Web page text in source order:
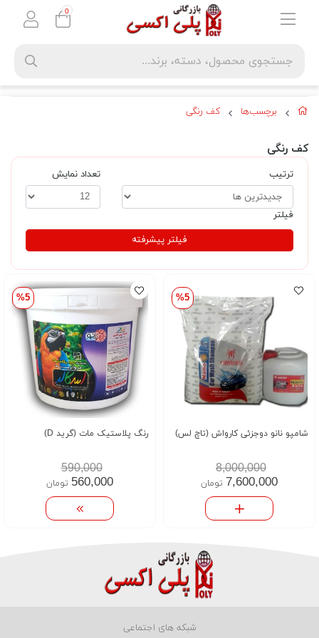
برچسب‌ها کف رنگی
کف رنگی
ترتیب تعداد نمایش
فیلتر
فیلتر پیشرفته
%5
شامپو نانو دوجزئی کارواش (تاچ لس)
8,000,000
7,600,000 تومان
%5
رنگ پلاستیک مات (گرید D)
590,000
560,000 تومان
شبکه های اجتماعی
0